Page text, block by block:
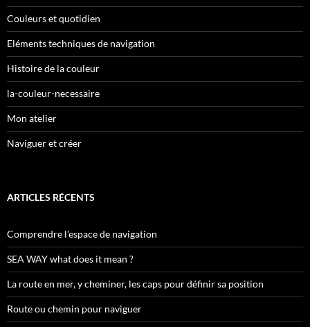
Couleurs et quotidien
Eléments techniques de navigation
Histoire de la couleur
la-couleur-necessaire
Mon atelier
Naviguer et créer
ARTICLES RÉCENTS
Comprendre l’espace de navigation
SEA WAY what does it mean ?
La route en mer, y cheminer, les caps pour définir sa position
Route ou chemin pour naviguer